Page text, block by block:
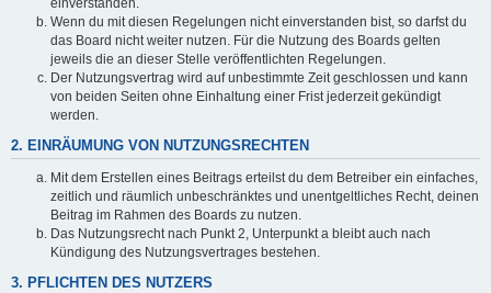
einverstanden.
Wenn du mit diesen Regelungen nicht einverstanden bist, so darfst du
das Board nicht weiter nutzen. Für die Nutzung des Boards gelten
jeweils die an dieser Stelle veröffentlichten Regelungen.
Der Nutzungsvertrag wird auf unbestimmte Zeit geschlossen und kann
von beiden Seiten ohne Einhaltung einer Frist jederzeit gekündigt
werden.
2. EINRÄUMUNG VON NUTZUNGSRECHTEN
Mit dem Erstellen eines Beitrags erteilst du dem Betreiber ein einfaches,
zeitlich und räumlich unbeschränktes und unentgeltliches Recht, deinen
Beitrag im Rahmen des Boards zu nutzen.
Das Nutzungsrecht nach Punkt 2, Unterpunkt a bleibt auch nach
Kündigung des Nutzungsvertrages bestehen.
3. PFLICHTEN DES NUTZERS